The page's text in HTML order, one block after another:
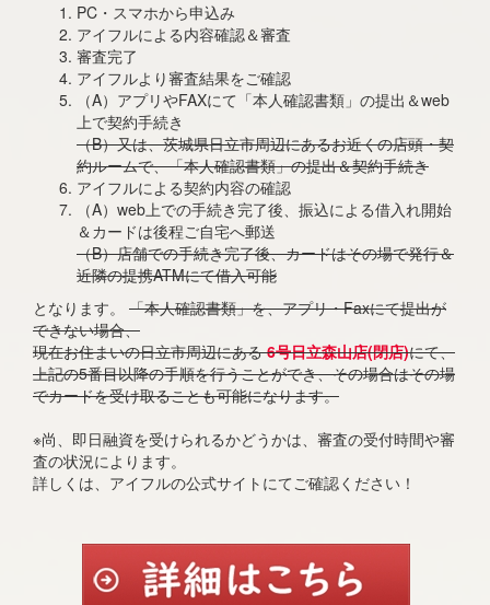
PC・スマホから申込み
アイフルによる内容確認＆審査
審査完了
アイフルより審査結果をご確認
（A）アプリやFAXにて「本人確認書類」の提出＆web
上で契約手続き
（B）又は、茨城県日立市周辺にあるお近くの店頭・契
約ルームで、「本人確認書類」の提出＆契約手続き
アイフルによる契約内容の確認
（A）web上での手続き完了後、振込による借入れ開始
＆カードは後程ご自宅へ郵送
（B）店舗での手続き完了後、カードはその場で発行＆
近隣の提携ATMにて借入可能
となります。 「本人確認書類」を、アプリ・Faxにて提出が
できない場合、
現在お住まいの日立市周辺にある6号日立森山店(閉店)にて、
上記の5番目以降の手順を行うことができ、その場合はその場
でカードを受け取ることも可能になります。
※尚、即日融資を受けられるかどうかは、審査の受付時間や審
査の状況によります。
詳しくは、アイフルの公式サイトにてご確認ください！